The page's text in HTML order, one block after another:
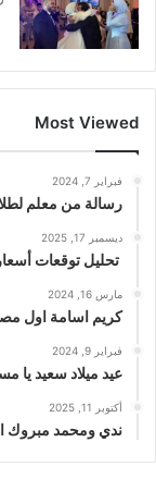
Most Viewed
فبراير 7, 2024
رسالة من معلم
ديسمبر 17, 2025
تحليل توقعات
مارس 16, 2024
كريم اسامة اول
فبراير 9, 2024
عيد ميلاد سعيد يا
أكتوبر 11, 2025
ندي ومحمد مبروك